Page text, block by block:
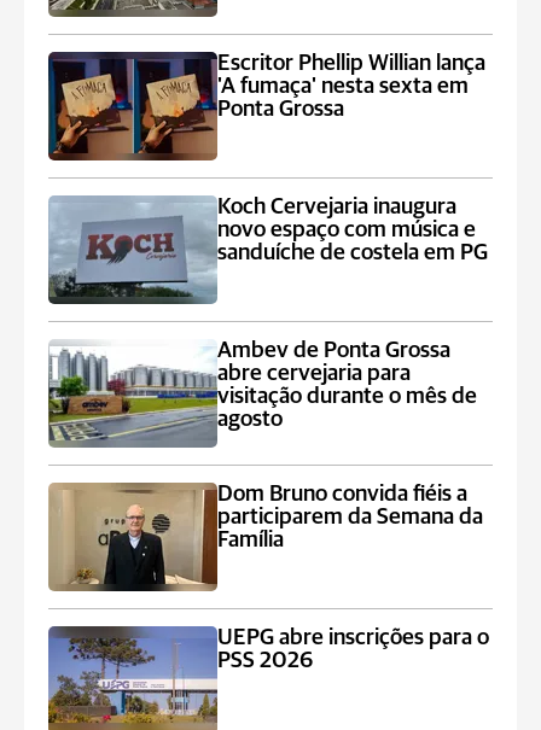
Escritor Phellip Willian lança
'A fumaça' nesta sexta em
Ponta Grossa
Koch Cervejaria inaugura
novo espaço com música e
sanduíche de costela em PG
Ambev de Ponta Grossa
abre cervejaria para
visitação durante o mês de
agosto
Dom Bruno convida fiéis a
participarem da Semana da
Família
UEPG abre inscrições para o
PSS 2026